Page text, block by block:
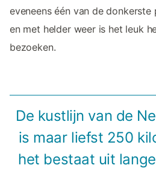
eveneens één van de donkerste
en met helder weer is het leuk
bezoeken.
De kustlijn van de
is maar liefst 250
het bestaat uit